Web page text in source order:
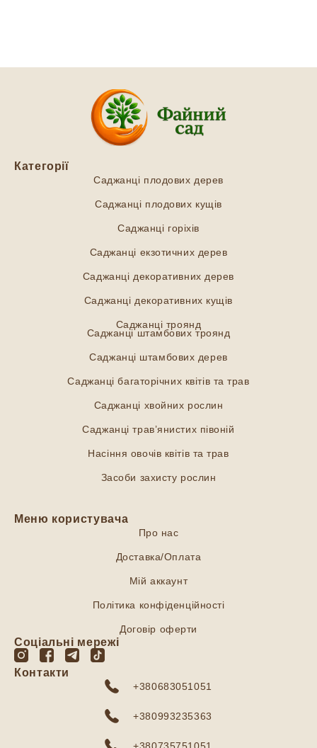
Категорії
Саджанці плодових дерев
Саджанці плодових кущів
Саджанці горіхів
Саджанці екзотичних дерев
Саджанці декоративних дерев
Саджанці декоративних кущів
Саджанці троянд
Саджанці штамбових троянд
Саджанці штамбових дерев
Саджанці багаторічних квітів та трав
Саджанці хвойних рослин
Саджанці трав’янистих півоній
Насіння овочів квітів та трав
Засоби захисту рослин
Меню користувача
Про нас
Доставка/Оплата
Мій аккаунт
Політика конфіденційності
Договір оферти
Соціальні мережі
Контакти
+380683051051
+380993235363
+380735751051